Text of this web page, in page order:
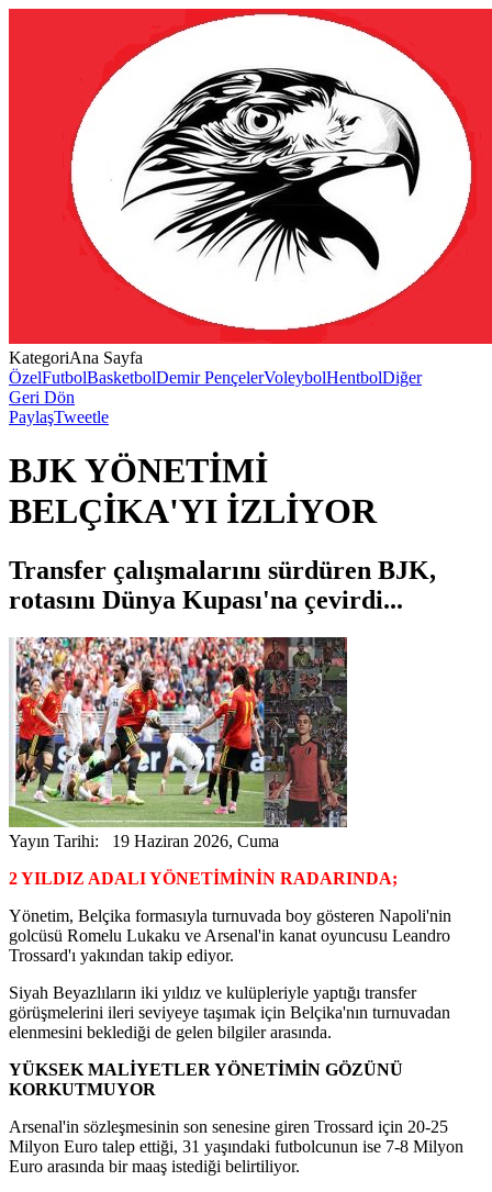
KategoriAna Sayfa
ÖzelFutbolBasketbolDemir PençelerVoleybolHentbolDiğer
Geri Dön
PaylaşTweetle
BJK YÖNETİMİ
BELÇİKA'YI İZLİYOR
Transfer çalışmalarını sürdüren BJK,
rotasını Dünya Kupası'na çevirdi...
Yayın Tarihi: 19 Haziran 2026, Cuma
2 YILDIZ ADALI YÖNETİMİNİN RADARINDA;
Yönetim, Belçika formasıyla turnuvada boy gösteren Napoli'nin
golcüsü Romelu Lukaku ve Arsenal'in kanat oyuncusu Leandro
Trossard'ı yakından takip ediyor.
Siyah Beyazlıların iki yıldız ve kulüpleriyle yaptığı transfer
görüşmelerini ileri seviyeye taşımak için Belçika'nın turnuvadan
elenmesini beklediği de gelen bilgiler arasında.
YÜKSEK MALİYETLER YÖNETİMİN GÖZÜNÜ
KORKUTMUYOR
Arsenal'in sözleşmesinin son senesine giren Trossard için 20-25
Milyon Euro talep ettiği, 31 yaşındaki futbolcunun ise 7-8 Milyon
Euro arasında bir maaş istediği belirtiliyor.